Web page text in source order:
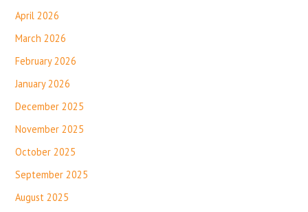
April 2026
March 2026
February 2026
January 2026
December 2025
November 2025
October 2025
September 2025
August 2025